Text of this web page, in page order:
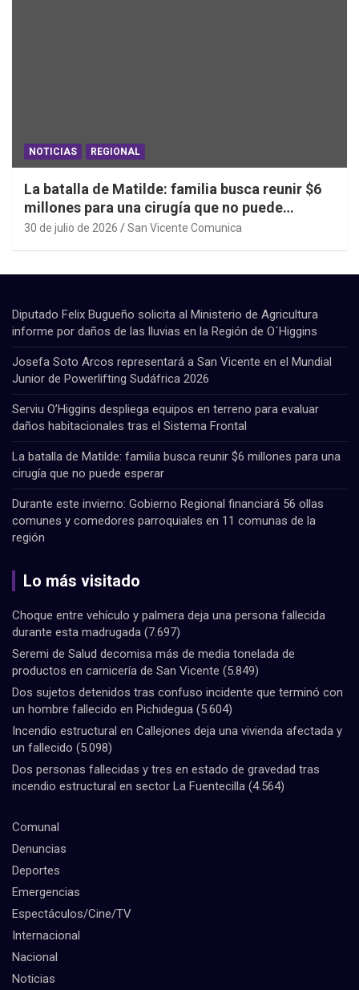
NOTICIAS REGIONAL
La batalla de Matilde: familia busca reunir $6
millones para una cirugía que no puede
esperar
30 de julio de 2026 San Vicente Comunica
Diputado Felix Bugueño solicita al Ministerio de Agricultura
informe por daños de las lluvias en la Región de O´Higgins
Josefa Soto Arcos representará a San Vicente en el Mundial
Junior de Powerlifting Sudáfrica 2026
Serviu O’Higgins despliega equipos en terreno para evaluar
daños habitacionales tras el Sistema Frontal
La batalla de Matilde: familia busca reunir $6 millones para una
cirugía que no puede esperar
Durante este invierno: Gobierno Regional financiará 56 ollas
comunes y comedores parroquiales en 11 comunas de la
región
Lo más visitado
Choque entre vehículo y palmera deja una persona fallecida
durante esta madrugada (7.697)
Seremi de Salud decomisa más de media tonelada de
productos en carnicería de San Vicente (5.849)
Dos sujetos detenidos tras confuso incidente que terminó con
un hombre fallecido en Pichidegua (5.604)
Incendio estructural en Callejones deja una vivienda afectada y
un fallecido (5.098)
Dos personas fallecidas y tres en estado de gravedad tras
incendio estructural en sector La Fuentecilla (4.564)
Comunal
Denuncias
Deportes
Emergencias
Espectáculos/Cine/TV
Internacional
Nacional
Noticias